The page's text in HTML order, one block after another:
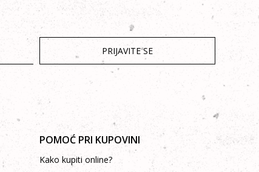
PRIJAVITE SE
POMOĆ PRI KUPOVINI
Kako kupiti online?